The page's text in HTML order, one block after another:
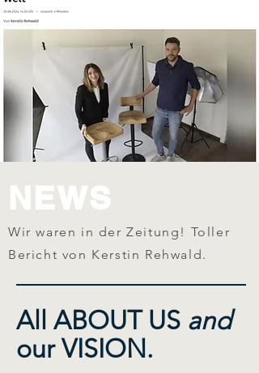
NEWS
Wir waren in der Zeitung! Toller
Bericht von Kerstin Rehwald.
All ABOUT US and
our VISION.